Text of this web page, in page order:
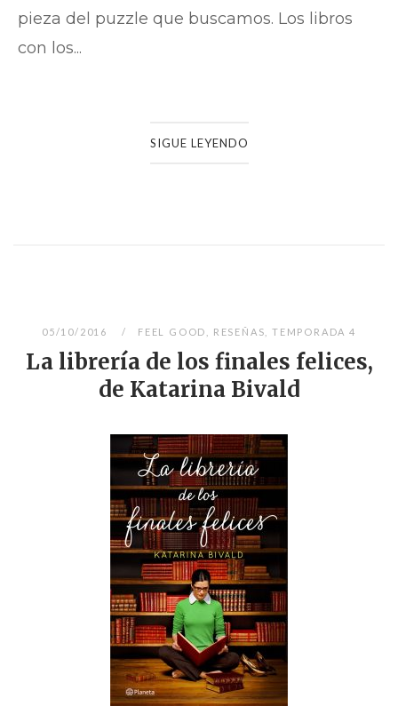
pieza del puzzle que buscamos. Los libros
con los...
SIGUE LEYENDO
05/10/2016 FEEL GOOD RESEÑAS ,TEMPORADA 4
La librería de los finales felices,
de Katarina Bivald